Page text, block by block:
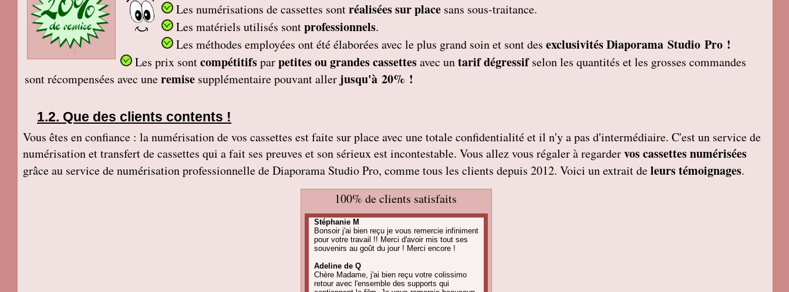
Les numérisations de cassettes sontréalisées sur place sans sous-traitance.
Les matériels utilisés sontprofessionnels.
Les méthodes employées ont été élaborées avec le plus grand soin et sont des exclusivités Diaporama Studio Pro !
Les prix sontcompétitifsparpetitesou grandes cassettesavec untarif dégressifselon les quantités et les grosses commandes
sont récompensées avec uneremise supplémentaire pouvant aller jusqu'à 20% !
Que des clients contents !
Vous êtes en confiance : la numérisation de vos cassettes est faite sur place avec une totale confidentialité et il n'y a pas d'intermédiaire. C'est un service de
numérisation et transfert de cassettes qui a fait ses preuves et son sérieux est incontestable. Vous allez vous régaler à regardervos cassettes numérisées
grâce au service de numérisation professionnelle de Diaporama Studio Pro, comme tous les clients depuis 2012. Voici un extrait deleurs témoignages.
100% de clients satisfaits
Stéphanie M
Bonsoir j'ai bien reçu je vous remercie infiniment
pour votre travail !! Merci d'avoir mis tout ses
souvenirs au goût du jour ! Merci encore !
Adeline de Q
Chère Madame, j'ai bien reçu votre colissimo
retour avec l'ensemble des supports qui